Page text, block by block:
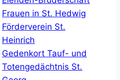
Frauen in St. Hedwig
Förderverein St.
Heinrich
Gedenkort Tauf- und
Totengedächtnis St.